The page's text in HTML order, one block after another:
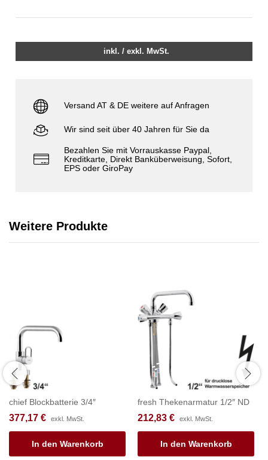
inkl. / exkl. MwSt.
Versand AT & DE weitere auf Anfragen
Wir sind seit über 40 Jahren für Sie da
Bezahlen Sie mit Vorrauskasse Paypal,
Kreditkarte, Direkt Banküberweisung, Sofort,
EPS oder GiroPay
Weitere Produkte
chief Blockbatterie 3/4″
377,17 € exkl. MwSt.
In den Warenkorb
fresh Thekenarmatur 1/2″ ND
212,83 € exkl. MwSt.
In den Warenkorb